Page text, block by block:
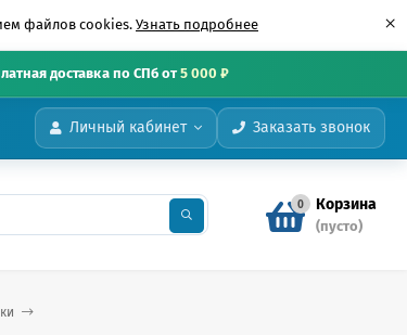
файлов cookies. Узнать подробнее ×
доставка по СПб от5 000 ₽
Личный кабинет Заказать звонок
0 Корзина
(пусто)